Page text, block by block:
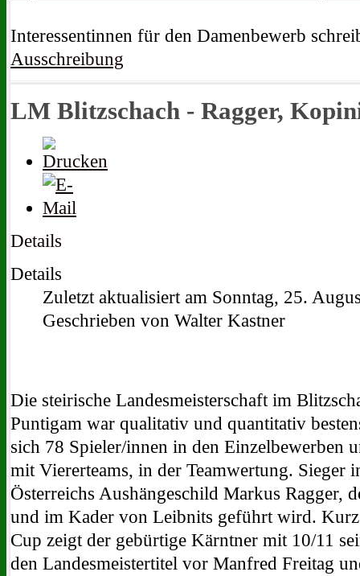
Interessentinnen für den Damenbewerb
Ausschreibung
LM Blitzschach - Ragger,
Details
Details
Zuletzt aktualisiert am Sonntag, 25.
Geschrieben von Walter Kastner
Die steirische Landesmeisterschaft im
Puntigam war qualitativ und quantitativ
sich 78 Spieler/innen in den Einzelbewerben
mit Viererteams, in der Teamwertung. Sieger
Österreichs Aushängeschild Markus Ragger,
und im Kader von Leibnits geführt wird.
Cup zeigt der gebürtige Kärntner mit 10/11
den Landesmeistertitel vor Manfred Freitag